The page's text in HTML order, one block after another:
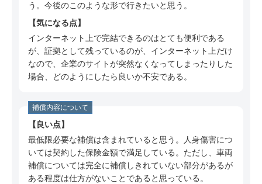
50代 男性（沖縄県）のSBI損保についての口コ
ミ
60代 男性（広島県）のSBI損保についての口コ
ミ
50代 男性（東京都）のSBI損保についての口コ
40代 女性（福岡県）のSBI損保についての口コ
ミ
40代 女性（茨城県）のSBI損保についての口コ
ミ
50代 女性（大阪府）のSBI損保についての口コ
う。今後のこのような形で行きたいと思う。
気になる点
インターネット上で完結できるのはとても便利である
が、証拠として残っているのが、インターネット上だけ
なので、企業のサイトが突然なくなってしまったりした
場合、どのようにしたら良いか不安である。
補償内容について
良い点
最低限必要な補償は含まれていると思う。人身傷害につ
いては契約した保険金額で満足している。ただし、車両
補償については完全に補償しきれていない部分があるが
ある程度は仕方がないことであると思っている。